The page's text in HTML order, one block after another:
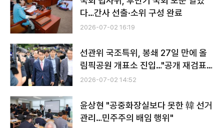
다…간사 선출·소위 구성 완료
2026-07-02 16:19
선관위 국조특위, 봉쇄 27일 만에 올
림픽공원 개표소 진입…"공개 재검표
검토해야"
2026-07-02 14:52
윤상현 "공중화장실보다 못한 韓 선거
관리…민주주의 배임 행위"